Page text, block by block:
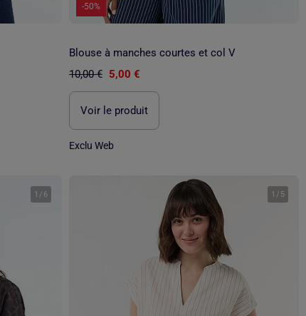
-50%
Blouse à manches courtes et col V
10,00 € 5,00 €
Voir le produit
Exclu Web
1 / 6 1 / 5